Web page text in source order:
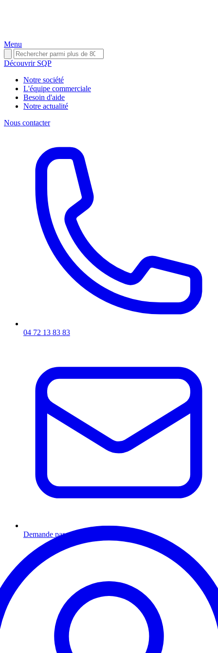
Menu
Découvrir SQP
Notre société
L'équipe commerciale
Besoin d'aide
Notre actualité
Nous contacter
04 72 13 83 83
Demande par email